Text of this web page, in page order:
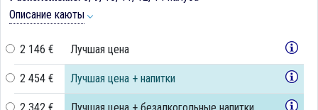
Описание каюты
2 146 € Лучшая цена
2 454 € Лучшая цена + напитки
2 342 € Лучшая цена + безалкогольные напитки